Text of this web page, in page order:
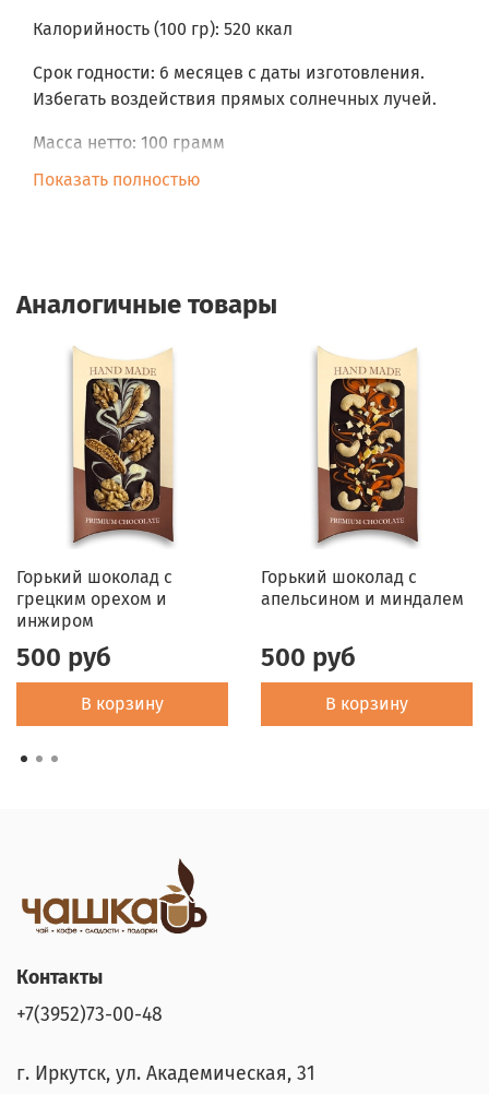
Калорийность (100 гр): 520 ккал
Срок годности: 6 месяцев с даты изготовления.
Избегать воздействия прямых солнечных лучей.
Масса нетто: 100 грамм
Показать полностью
Аналогичные товары
Горький шоколад с
грецким орехом и
инжиром
500 руб
В корзину
Горький шоколад с
апельсином и миндалем
500 руб
В корзину
Контакты
+7(3952)73-00-48
г. Иркутск, ул. Академическая, 31